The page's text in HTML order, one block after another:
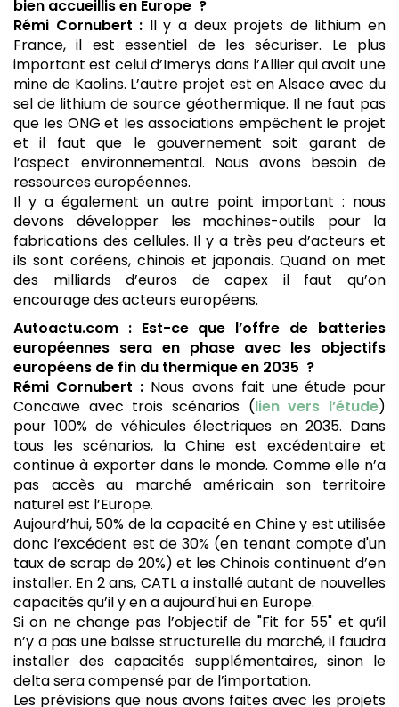
bien accueillis en Europe ?
Rémi Cornubert : Il y a deux projets de lithium en
France, il est essentiel de les sécuriser. Le plus
important est celui d’Imerys dans l’Allier qui avait une
mine de Kaolins. L’autre projet est en Alsace avec du
sel de lithium de source géothermique. Il ne faut pas
que les ONG et les associations empêchent le projet
et il faut que le gouvernement soit garant de
l’aspect environnemental. Nous avons besoin de
ressources européennes.
Il y a également un autre point important : nous
devons développer les machines-outils pour la
fabrications des cellules. Il y a très peu d’acteurs et
ils sont coréens, chinois et japonais. Quand on met
des milliards d’euros de capex il faut qu’on
encourage des acteurs européens.
Autoactu.com : Est-ce que l’offre de batteries
européennes sera en phase avec les objectifs
européens de fin du thermique en 2035 ?
Rémi Cornubert : Nous avons fait une étude pour
Concawe avec trois scénarios (lien vers l’étude)
pour 100% de véhicules électriques en 2035. Dans
tous les scénarios, la Chine est excédentaire et
continue à exporter dans le monde. Comme elle n’a
pas accès au marché américain son territoire
naturel est l’Europe.
Aujourd’hui, 50% de la capacité en Chine y est utilisée
donc l’excédent est de 30% (en tenant compte d'un
taux de scrap de 20%) et les Chinois continuent d’en
installer. En 2 ans, CATL a installé autant de nouvelles
capacités qu’il y en a aujourd'hui en Europe.
Si on ne change pas l’objectif de "Fit for 55" et qu’il
n’y a pas une baisse structurelle du marché, il faudra
installer des capacités supplémentaires, sinon le
delta sera compensé par de l’importation.
Les prévisions que nous avons faites avec les projets